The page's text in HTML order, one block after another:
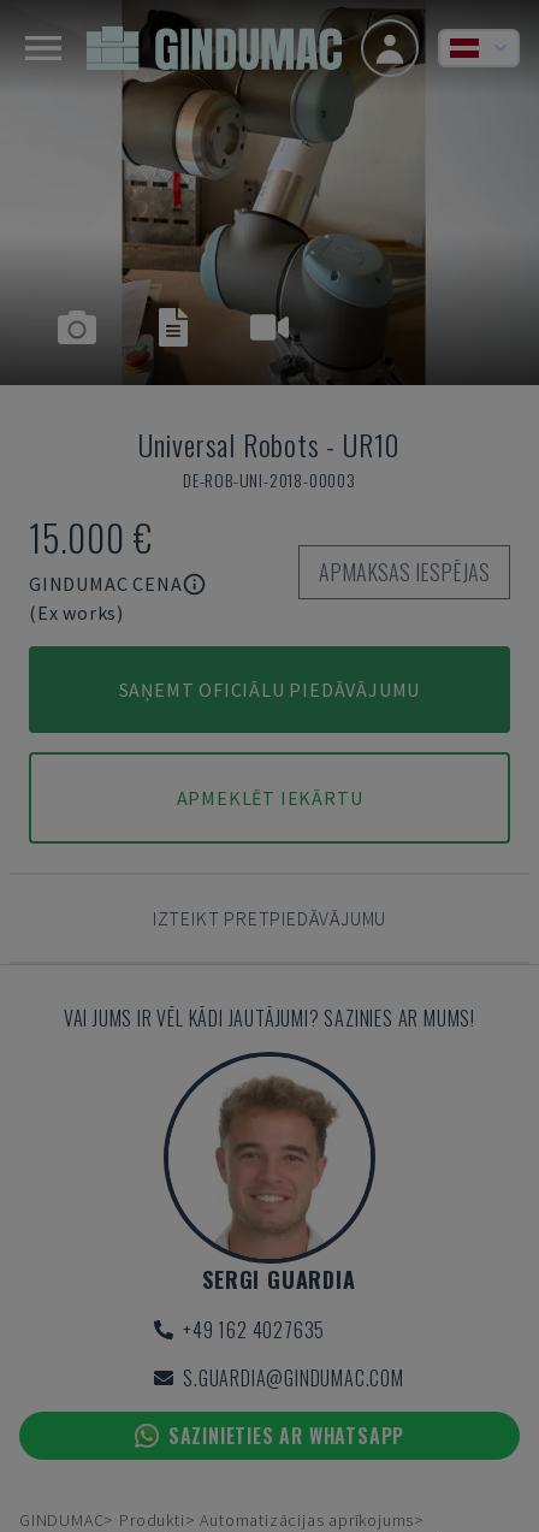
Universal Robots - UR10
DE-ROB-UNI-2018-00003
15.000 €
GINDUMAC CENA
(Ex works)
APMAKSAS IESPĒJAS
SAŅEMT OFICIĀLU PIEDĀVĀJUMU
APMEKLĒT IEKĀRTU
IZTEIKT PRETPIEDĀVĀJUMU
VAI JUMS IR VĒL KĀDI JAUTĀJUMI? SAZINIES AR MUMS!
SERGI GUARDIA
+49 162 4027635
S.GUARDIA@GINDUMAC.COM
SAZINIETIES AR WHATSAPP
GINDUMAC Produkti
Automatizācijas aprīkojums